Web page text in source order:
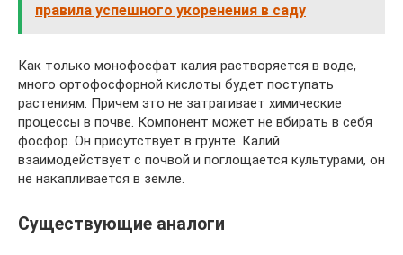
правила успешного укоренения в саду
Как только монофосфат калия растворяется в воде,
много ортофосфорной кислоты будет поступать
растениям. Причем это не затрагивает химические
процессы в почве. Компонент может не вбирать в себя
фосфор. Он присутствует в грунте. Калий
взаимодействует с почвой и поглощается культурами, он
не накапливается в земле.
Существующие аналоги